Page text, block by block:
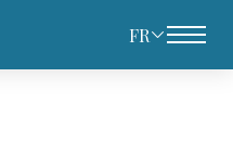
FR